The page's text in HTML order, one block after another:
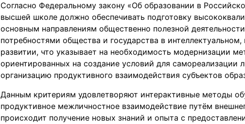
Согласно Федеральному закону «Об образовании в
высшей школе должно обеспечивать подготовку
основным направлениям общественно полезной
потребностями общества и государства в
развитии, что указывает на необходимость модернизации
ориентированных на создание условий для самореализации
организацию продуктивного взаимодействия субъектов
Данным критериям удовлетворяют интерактивные методы
продуктивное межличностное взаимодействие путём
происходит получение новых знаний и опыта с